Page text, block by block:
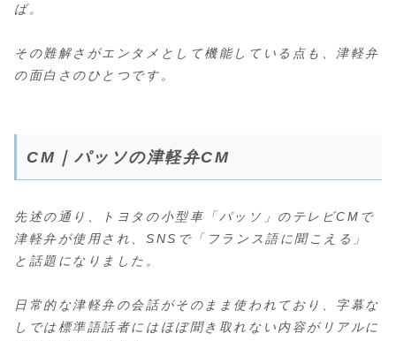
ば。
その難解さがエンタメとして機能している点も、津軽弁
の面白さのひとつです。
CM｜パッソの津軽弁CM
先述の通り、トヨタの小型車「パッソ」のテレビCMで
津軽弁が使用され、SNSで「フランス語に聞こえる」
と話題になりました。
日常的な津軽弁の会話がそのまま使われており、字幕な
しでは標準語話者にはほぼ聞き取れない内容がリアルに